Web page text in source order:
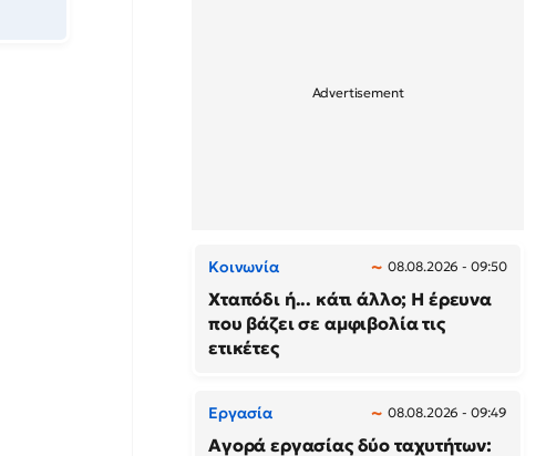
Κοινωνία 08.08.2026 - 09:50
Χταπόδι ή... κάτι άλλο; Η έρευνα
που βάζει σε αμφιβολία τις
ετικέτες
Εργασία 08.08.2026 - 09:49
Αγορά εργασίας δύο ταχυτήτων: